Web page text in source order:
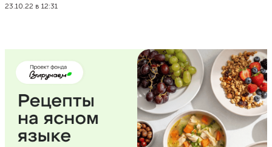
23.10.22 в 12:31